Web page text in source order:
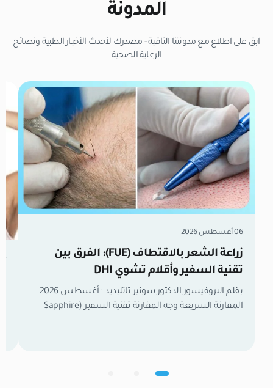
المدونة
ابق على اطلاع مع مدونتنا الثاقبة - مصدرك لأحدث الأخبار الطبية ونصائح
الرعاية الصحية
06 أغسطس 2026
زراعة الشعر بالاقتطاف (FUE): الفرق بين
تقنية السفير وأقلام تشوي DHI
بقلم البروفيسور الدكتور سونير تاتليديد · أغسطس 2026
المقارنة السريعة وجه المقارنة تقنية السفير (Sapphire